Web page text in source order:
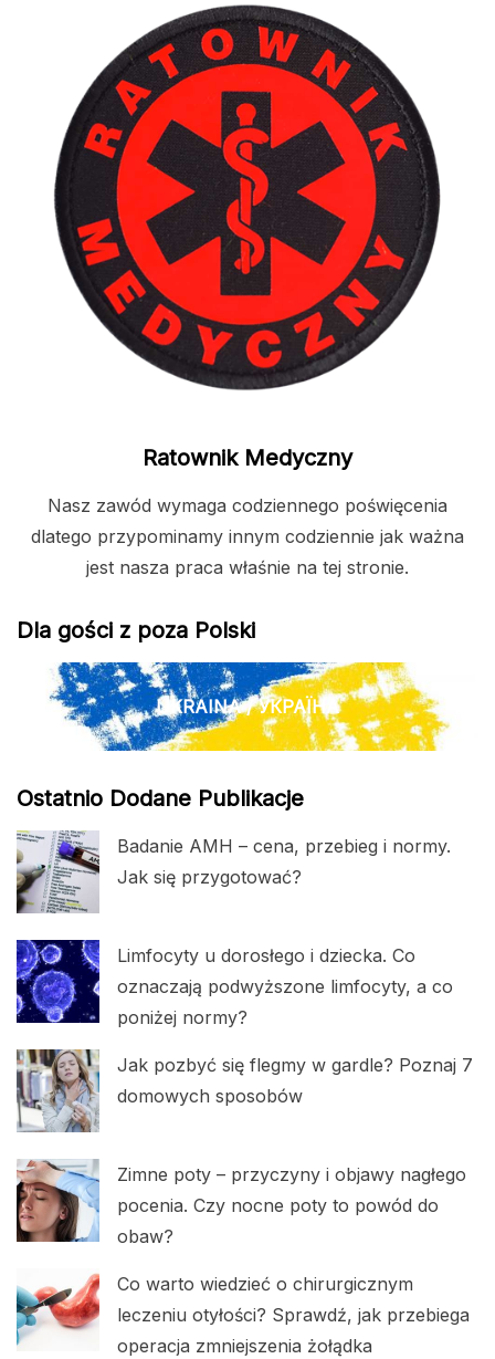
Ratownik Medyczny
Nasz zawód wymaga codziennego poświęcenia
dlatego przypominamy innym codziennie jak ważna
jest nasza praca właśnie na tej stronie.
Dla gości z poza Polski
UKRAINA / УКРАЇНА
Ostatnio Dodane Publikacje
Badanie AMH – cena, przebieg i normy.
Jak się przygotować?
Limfocyty u dorosłego i dziecka. Co
oznaczają podwyższone limfocyty, a co
poniżej normy?
Jak pozbyć się flegmy w gardle? Poznaj 7
domowych sposobów
Zimne poty – przyczyny i objawy nagłego
pocenia. Czy nocne poty to powód do
obaw?
Co warto wiedzieć o chirurgicznym
leczeniu otyłości? Sprawdź, jak przebiega
operacja zmniejszenia żołądka